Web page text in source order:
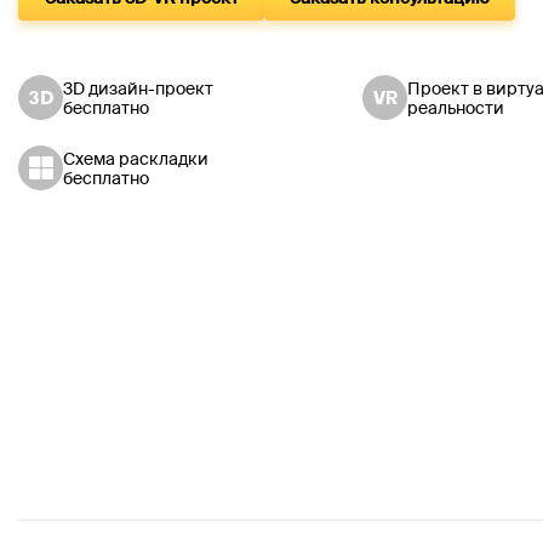
3D дизайн-проект
бесплатно
Схема раскладки
бесплатно
Проект в
реальности